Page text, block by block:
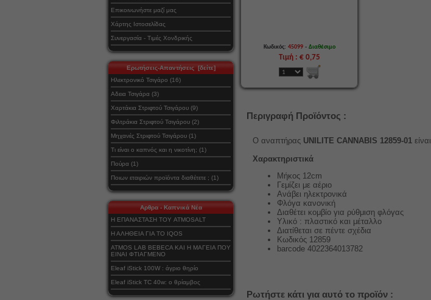
Επικοινωνήστε μαζί μας
Χάρτης Ιστοσελίδας
Συνεργασία - Τιμές Χονδρικής
Ερωτήσεις-Απαντήσεις [δείτε]
Ηλεκτρονικό Τσιγάρο (16)
Αδεια Τσιγάρα (3)
Χαρτάκια Στριφτού Τσιγάρου (9)
Φιλτράκια Στριφτού Τσιγάρου (2)
Μηχανές Στριφτού Τσιγάρου (1)
Τι είναι ο καπνός και η νικοτίνη; (1)
Πούρα (1)
Ποιων εταιριών προϊόντα διαθέτετε ; (1)
Αρθρα - Καπνικά Νέα
Η ΕΠΑΝΑΣΤΑΣΗ ΤΟΥ ATMOSALT
Η ΑΛΗΘΕΙΑ ΓΙΑ ΤΟ IQOS
ATMOS LAB BEBECA ΚΑΙ Η ΜΑΓΕΙΑ ΠΟΥ
ΕΙΝΑΙ ΦΤΙΑΓΜΕΝΟ
Eleaf iStick 100W : άγριο θηρίο
Eleaf iStick TC 40w: ο θρίαμβος
Κωδικός: 45099- Διαθέσιμο
Τιμή : € 0,75
Περιγραφή Προϊόντος :
Ο αναπτήρας UNILITE CANNABIS 12859-01
Χαρακτηριστικά
Μήκος 12cm
Γεμίζει με αέριο
Ανάβει ηλεκτρονικά
Φλόγα κανονική
Διαθέτει κομβίο για ρύθμιση φλόγας
Υλικό : πλαστικό και μέταλλο
Διατίθεται σε πέντε σχέδια
Κωδικός 12859
barcode 4022364013782
Ρωτήστε κάτι για αυτό το προϊόν :